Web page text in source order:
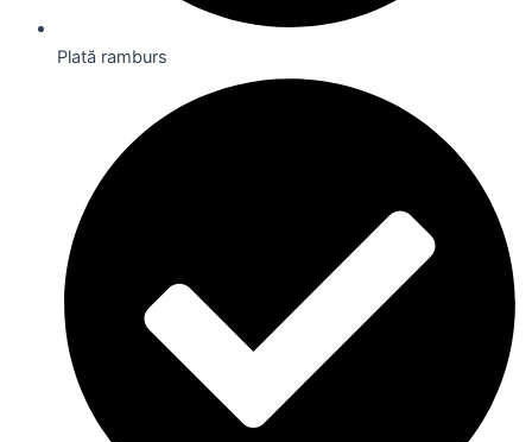
Plată ramburs